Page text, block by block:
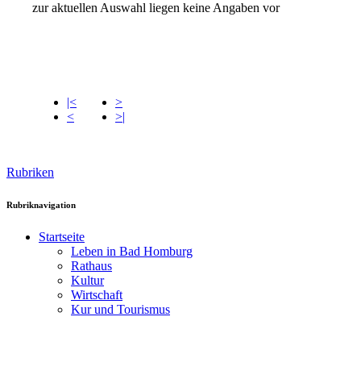
zur aktuellen Auswahl liegen keine Angaben vor
|<
<
>
>|
Rubriken
Rubriknavigation
Startseite
Leben in Bad Homburg
Rathaus
Kultur
Wirtschaft
Kur und Tourismus